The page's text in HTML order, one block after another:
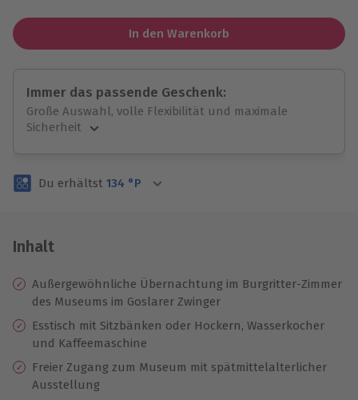
In den Warenkorb
Immer das passende Geschenk:
Große Auswahl, volle Flexibilität und maximale
Sicherheit
Volle Flexibilität
3 Jahre gültig & verlängerbar.
Du erhältst 134 °P
Inhalt
Außergewöhnliche Übernachtung im Burgritter-Zimmer
des Museums im Goslarer Zwinger
Esstisch mit Sitzbänken oder Hockern, Wasserkocher
und Kaffeemaschine
Freier Zugang zum Museum mit spätmittelalterlicher
Ausstellung